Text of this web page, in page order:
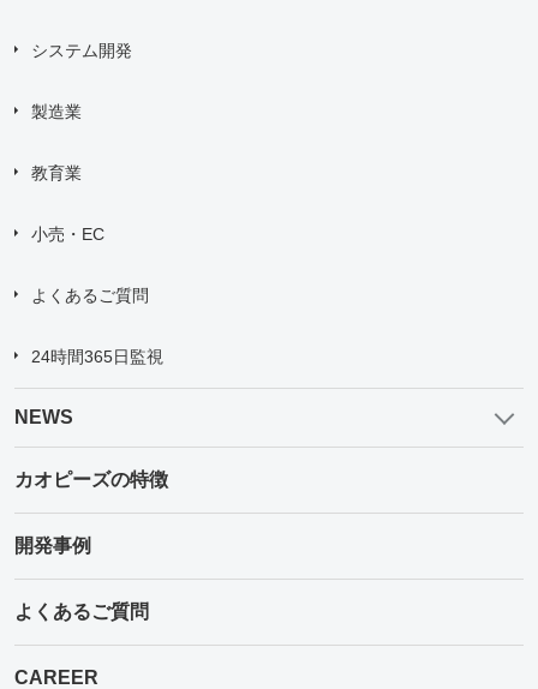
システム開発
製造業
教育業
小売・EC
よくあるご質問
24時間365日監視
NEWS
カオピーズの特徴
開発事例
よくあるご質問
CAREER